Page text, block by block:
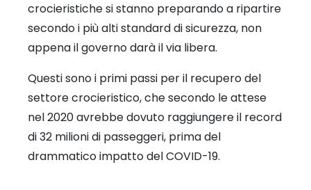
crocieristiche si stanno preparando a ripartire
secondo i più alti standard di sicurezza, non
appena il governo darà il via libera.
Questi sono i primi passi per il recupero del
settore crocieristico, che secondo le attese
nel 2020 avrebbe dovuto raggiungere il record
di 32 milioni di passeggeri, prima del
drammatico impatto del COVID-19.